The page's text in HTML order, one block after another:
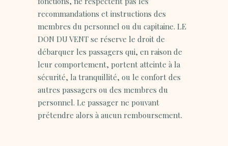
recommandations et instructions des
membres du personnel ou du capitaine. LE
DON DU VENT se réserve le droit de
débarquer les passagers qui, en raison de
leur comportement, portent atteinte à la
sécurité, la tranquillité, ou le confort des
autres passagers ou des membres du
personnel. Le passager ne pouvant
prétendre alors à aucun remboursement.